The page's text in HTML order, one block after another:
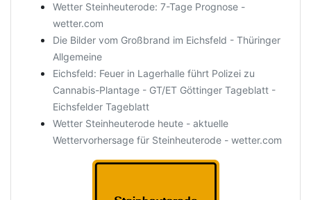
Wetter Steinheuterode: 7-Tage Prognose -
wetter.com
Die Bilder vom Großbrand im Eichsfeld - Thüringer
Allgemeine
Eichsfeld: Feuer in Lagerhalle führt Polizei zu
Cannabis-Plantage - GT/ET Göttinger Tageblatt -
Eichsfelder Tageblatt
Wetter Steinheuterode heute - aktuelle
Wettervorhersage für Steinheuterode - wetter.com